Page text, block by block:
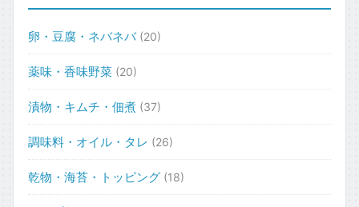
卵・豆腐・ネバネバ (20)
薬味・香味野菜 (20)
漬物・キムチ・佃煮 (37)
調味料・オイル・タレ (26)
乾物・海苔・トッピング (18)